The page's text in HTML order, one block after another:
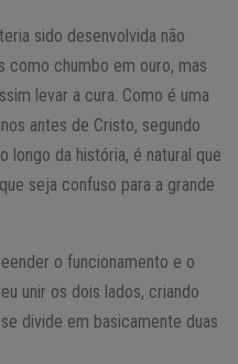
sido desenvolvida não
como chumbo em ouro, mas
levar a cura. Como é uma
antes de Cristo, segundo
da história, é natural que
seja confuso para a grande
o funcionamento e o
unir os dois lados, criando
divide em basicamente duas